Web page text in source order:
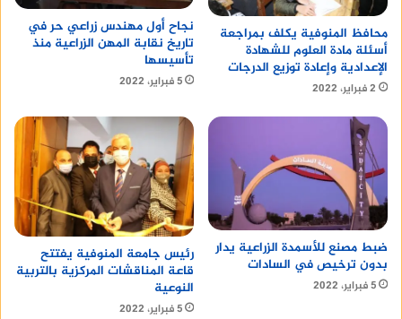
مستجدات سوق العمل ومتطلباته من خلال كبرى
الشركات القومية الدوائية .
محافظ المنوفية يكلف بمراجعة
أسئلة مادة العلوم للشهادة
الإعدادية وإعادة توزيع الدرجات
2 فبراير، 2022
نجاح أول مهندس زراعي حر في
تاريخ نقابة المهن الزراعية منذ
تأسيسها
5 فبراير، 2022
ضبط مصنع للأسمدة الزراعية يدار
بدون ترخيص في السادات
5 فبراير، 2022
رئيس جامعة المنوفية يفتتح
قاعة المناقشات المركزية بالتربية
النوعية
5 فبراير، 2022